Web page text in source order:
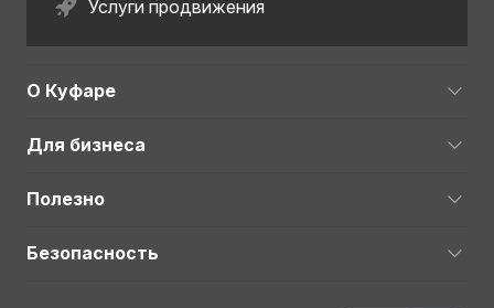
Услуги продвижения
О Куфаре
Для бизнеса
Полезно
Безопасность